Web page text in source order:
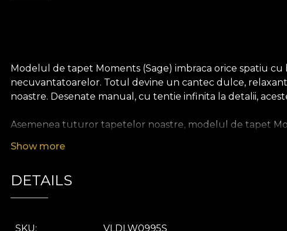
Modelul de tapet Moments (Sage) imbraca orice spatiu
necuvantatoarelor. Totul devine un cantec dulce,
noastre. Desenate manual, cu tentie infinita la detalii,
Asemenea tuturor tapetelor noastre, modelul de tapet
Canvas are o textura care creeaza iluzia unui tablou
Show more
DETAILS
SKU VLDLW0995S